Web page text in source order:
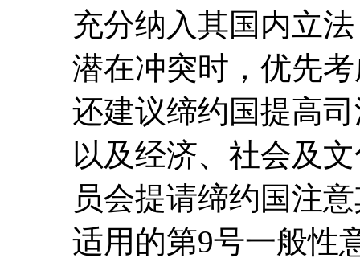
充分纳入其国内立
潜在冲突时，优先
还建议缔约国提高
以及经济、社会及
员会提请缔约国注
适用的第9号一般性